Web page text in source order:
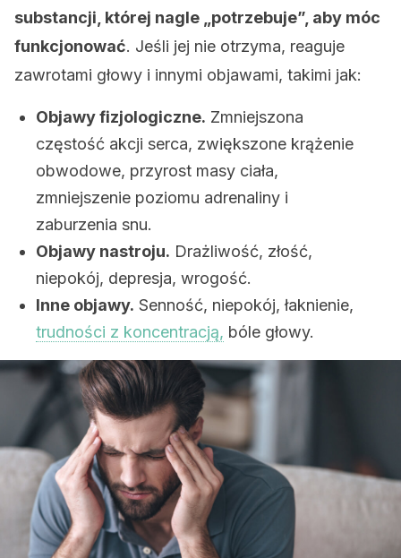
substancji, której nagle „potrzebuje”, aby móc
funkcjonować. Jeśli jej nie otrzyma, reaguje
zawrotami głowy i innymi objawami, takimi jak:
Objawy fizjologiczne. Zmniejszona
częstość akcji serca, zwiększone krążenie
obwodowe, przyrost masy ciała,
zmniejszenie poziomu adrenaliny i
zaburzenia snu.
Objawy nastroju. Drażliwość, złość,
niepokój, depresja, wrogość.
Inne objawy. Senność, niepokój, łaknienie,
trudności z koncentracją, bóle głowy.